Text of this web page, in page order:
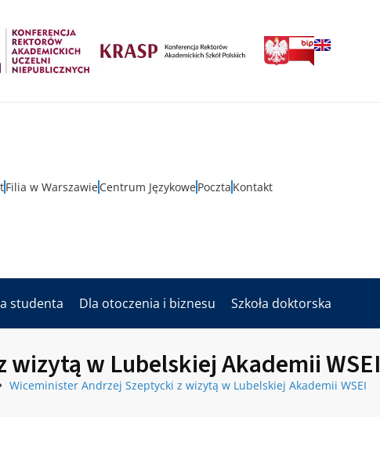
Filia w WarszawieCentrum JęzykowePoczta Kontakt
studenta Dla otoczenia i biznesu Szkoła doktorska
w Lubelskiej Akademii WSEI
Wiceminister Andrzej Szeptycki z wizytą w Lubelskiej Akademii WSEI